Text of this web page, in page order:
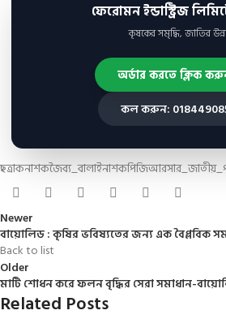
ফেরোমন ইন্ডাস্ট্রিজ
কৃষকের সমৃদ্ধি, জাতির
অর্ডার করতে ক্লিক
কল করুন:
ছত্রাকনাশকজৈব্য_বালাইনাশকপিজিআর
Newer
বায়োলিড : কৃষির ভবিষ্যতের জন্য এক বৈপ্লবিক
Back to list
Older
মাটি শোধন করে ফলন বৃদ্ধির সেরা সমাধান-
Related Posts